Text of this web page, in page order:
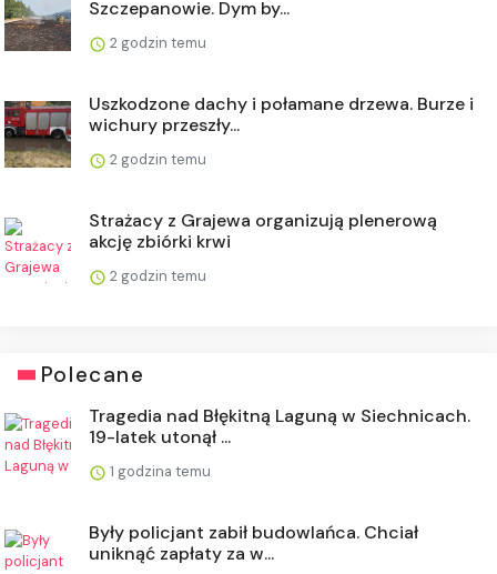
Szczepanowie. Dym by...
2 godzin temu
Uszkodzone dachy i połamane drzewa. Burze i
wichury przeszły...
2 godzin temu
Strażacy z Grajewa organizują plenerową
akcję zbiórki krwi
2 godzin temu
Polecane
Tragedia nad Błękitną Laguną w Siechnicach.
19-latek utonął ...
1 godzina temu
Były policjant zabił budowlańca. Chciał
uniknąć zapłaty za w...